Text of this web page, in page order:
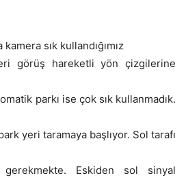
sık kullandığımız
görüş hareketli yön çizgilerine
parkı ise çok sık kullanmadık.
yeri taramaya başlıyor. Sol tarafı
Eskiden sol sinyal